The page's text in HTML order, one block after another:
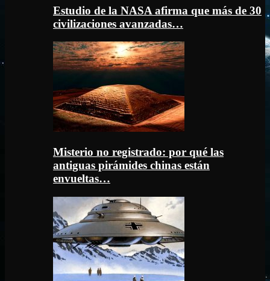
Estudio de la NASA afirma que más de 30
civilizaciones avanzadas…
Misterio no registrado: por qué las
antiguas pirámides chinas están
envueltas…